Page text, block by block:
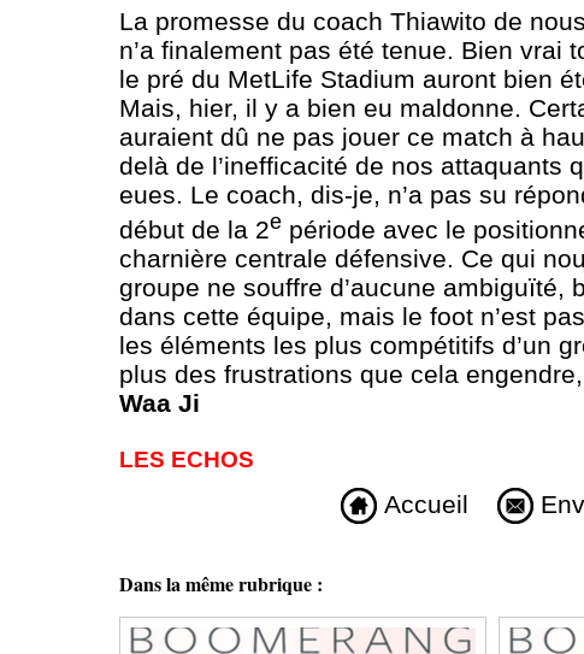
La promesse du coach Thiawito de
n’a finalement pas été tenue. Bien vrai
le pré du MetLife Stadium auront bien
Mais, hier, il y a bien eu maldonne.
auraient dû ne pas jouer ce match à
delà de l’inefficacité de nos attaquants
eues. Le coach, dis-je, n’a pas su
début de la 2e période avec le
charnière centrale défensive. Ce qui
groupe ne souffre d’aucune ambiguïté,
dans cette équipe, mais le foot n’est
les éléments les plus compétitifs d’un
plus des frustrations que cela
Waa Ji
LES ECHOS
Accueil
Dans la même rubrique :